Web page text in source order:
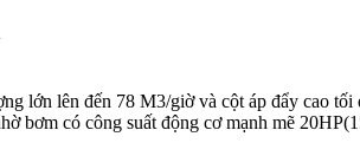
lên đến 78 M3/giờ và cột áp đẩy cao tối
bơm có công suất động cơ mạnh mẽ